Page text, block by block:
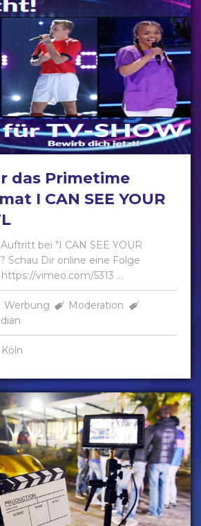
das Primetime
I CAN SEE YOUR
bei "I CAN SEE YOUR
Schau Dir online eine Folge
vimeo.com/5313 ...
Werbung
Moderation
Köln